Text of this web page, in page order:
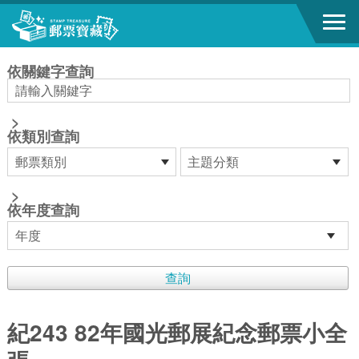
跳到主要內容區塊
依關鍵字查詢
>
依類別查詢
>
依年度查詢
紀243 82年國光郵展紀念郵票小全